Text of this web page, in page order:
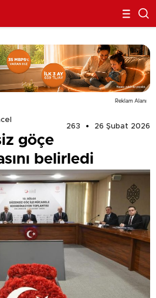
Reklam Alanı
263
26 Şubat 2026
göçe
belirledi